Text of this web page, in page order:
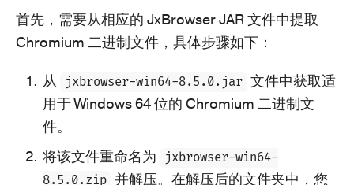
首先，需要从相应的 JxBrowser JAR 文件中提取
Chromium 二进制文件，具体步骤如下：
从 jxbrowser-win64-8.5.0.jar 文件中获取适
用于 Windows 64 位的 Chromium 二进制文
件。
将该文件重命名为
jxbrowser-win64-
8.5.0.zip 并解压。在解压后的文件夹中，您